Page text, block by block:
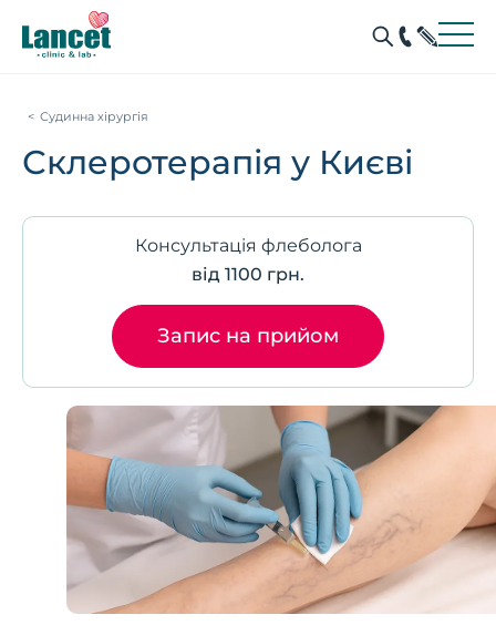
Судинна хірургія
Склеротерапія у Києві
Консультація флеболога
від 1100 грн.
Запис на прийом